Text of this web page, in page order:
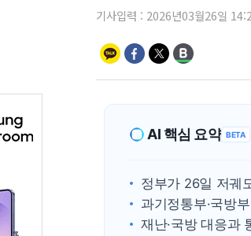
기사입력 : 2026년03월26일
AI 핵심 요약 BETA
정부가 26일 저궤
과기정통부·국방
재난·국방 대응과